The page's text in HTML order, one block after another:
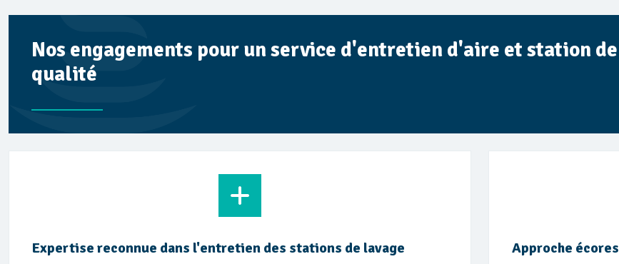
Nos engagements pour un service d'entretien d'aire et station
qualité
Expertise reconnue dans l'entretien des stations de lavage Approche